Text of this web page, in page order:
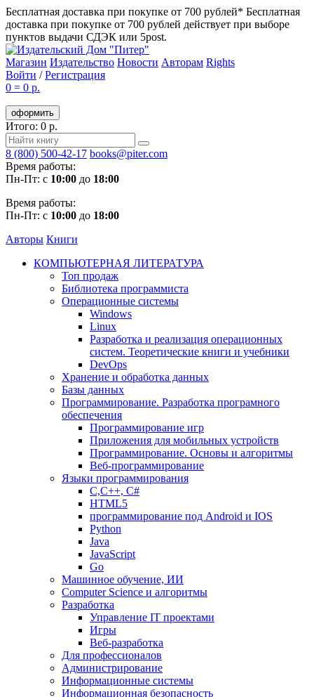
Бесплатная доставка при покупке от 700 рублей* Бесплатная
доставка при покупке от 700 рублей действует при выборе
пунктов выдачи СДЭК или 5post.
Магазин Издательство Новости Авторам Rights
Войти /Регистрация
0 = 0 р.
оформить
Итого: 0 р.
8 (800) 500-42-17 books@piter.com
Время работы:
Пн-Пт: с 10:00 до 18:00
Время работы:
Пн-Пт: с 10:00 до 18:00
Авторы Книги
КОМПЬЮТЕРНАЯ ЛИТЕРАТУРА
Топ продаж
Библиотека программиста
Операционные системы
Windows
Linux
Разработка и реализация операционных
систем. Теоретические книги и учебники
DevOps
Хранение и обработка данных
Базы данных
Программирование. Разработка програмного
обеспечения
Программирование игр
Приложения для мобильных устройств
Программирование. Основы и алгоритмы
Веб-программирование
Языки программирования
С,С++, С#
HTML5
программирование под Android и IOS
Python
Java
JavaScript
Go
Машинное обучение, ИИ
Computer Science и алгоритмы
Разработка
Управление IT проектами
Игры
Веб-разработка
Для профессионалов
Администрирование
Информационные системы
Информационная безопасность